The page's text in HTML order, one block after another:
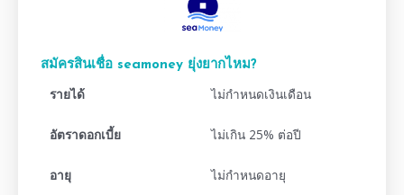
สมัครสินเชื่อ seamoney ยุ่งยากไหม?
รายได้ ไม่กำหนดเงินเดือน
อัตราดอกเบี้ย ไม่เกิน 25% ต่อปี
อายุ ไม่กำหนดอายุ